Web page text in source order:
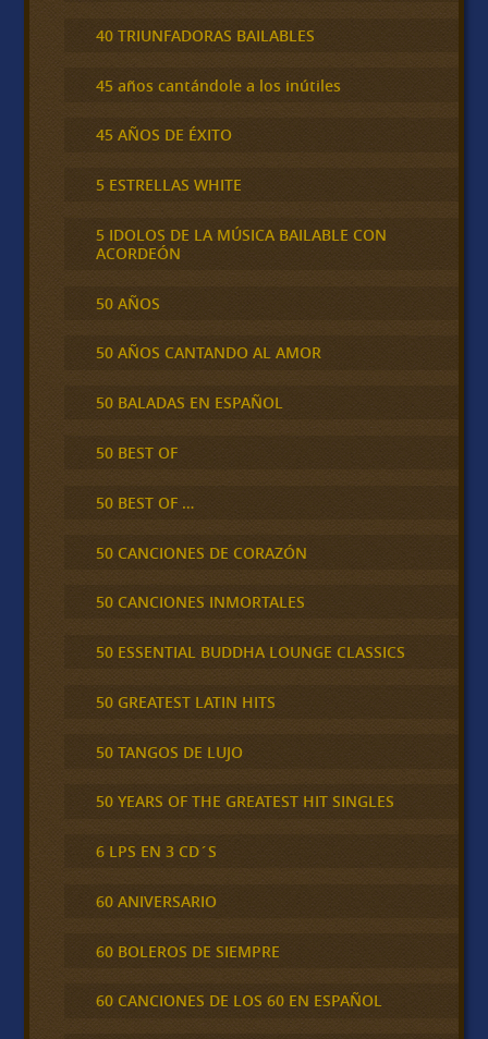
40 TRIUNFADORAS BAILABLES
45 años cantándole a los inútiles
45 AÑOS DE ÉXITO
5 ESTRELLAS WHITE
5 IDOLOS DE LA MÚSICA BAILABLE CON
ACORDEÓN
50 AÑOS
50 AÑOS CANTANDO AL AMOR
50 BALADAS EN ESPAÑOL
50 BEST OF
50 BEST OF …
50 CANCIONES DE CORAZÓN
50 CANCIONES INMORTALES
50 ESSENTIAL BUDDHA LOUNGE CLASSICS
50 GREATEST LATIN HITS
50 TANGOS DE LUJO
50 YEARS OF THE GREATEST HIT SINGLES
6 LPS EN 3 CD´S
60 ANIVERSARIO
60 BOLEROS DE SIEMPRE
60 CANCIONES DE LOS 60 EN ESPAÑOL